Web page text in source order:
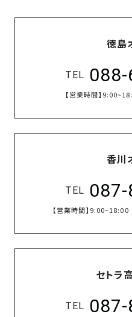
徳島
TEL
【営業時間】
香川
TEL
【営業時間】 9:00~18:00
セトラ
TEL